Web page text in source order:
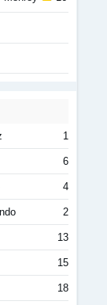
1
6
4
2
13
15
18